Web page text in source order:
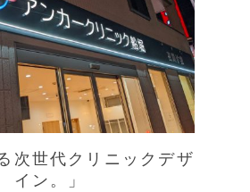
次世代クリニックデザ
イン。」